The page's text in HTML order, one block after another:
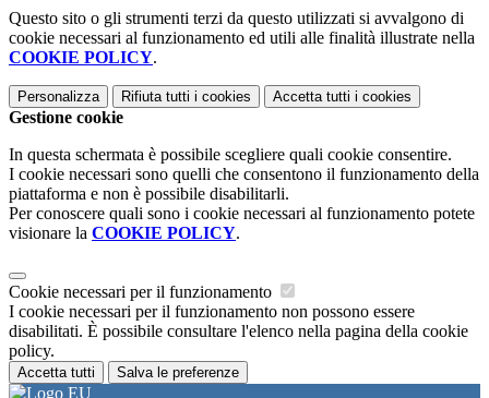
Questo sito o gli strumenti terzi da questo utilizzati si avvalgono di
cookie necessari al funzionamento ed utili alle finalità illustrate nella
COOKIE POLICY.
Personalizza Rifiuta tutti i cookies Accetta tutti i cookies
Gestione cookie
In questa schermata è possibile scegliere quali cookie consentire.
I cookie necessari sono quelli che consentono il funzionamento della
piattaforma e non è possibile disabilitarli.
Per conoscere quali sono i cookie necessari al funzionamento potete
visionare la COOKIE POLICY.
Cookie necessari per il funzionamento
I cookie necessari per il funzionamento non possono essere
disabilitati. È possibile consultare l'elenco nella pagina della cookie
policy.
Accetta tutti Salva le preferenze